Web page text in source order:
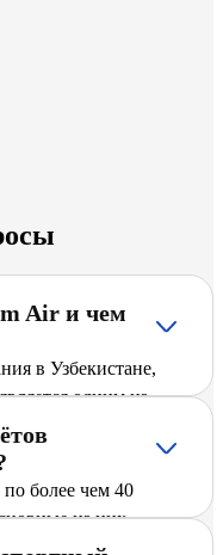
Air и чем
в Узбекистане,
одним из
и предлагает
рейсы по
активно
более чем 40
из них
города и